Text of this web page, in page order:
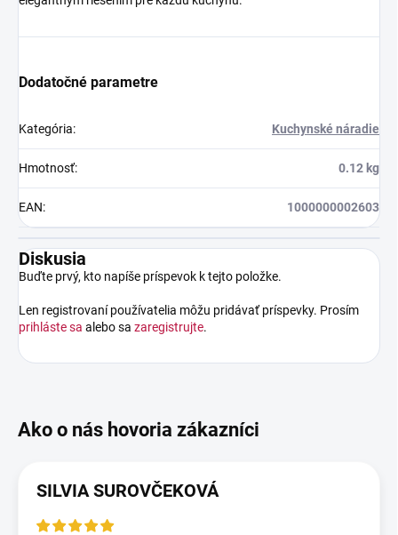
Dodatočné parametre
Kategória: Kuchynské náradie
Hmotnosť: 0.12 kg
EAN: 1000000002603
Diskusia
Buďte prvý, kto napíše príspevok k tejto položke.
Len registrovaní používatelia môžu pridávať príspevky. Prosím
prihláste sa alebo sa zaregistrujte.
SILVIA SUROVČEKOVÁ